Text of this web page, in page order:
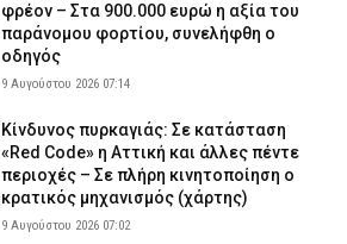
φρέον – Στα 900.000 ευρώ η αξία του
παράνομου φορτίου, συνελήφθη ο
οδηγός
9 Αυγούστου 2026 07:14
Κίνδυνος πυρκαγιάς: Σε κατάσταση
«Red Code» η Αττική και άλλες πέντε
περιοχές – Σε πλήρη κινητοποίηση ο
κρατικός μηχανισμός (χάρτης)
9 Αυγούστου 2026 07:02